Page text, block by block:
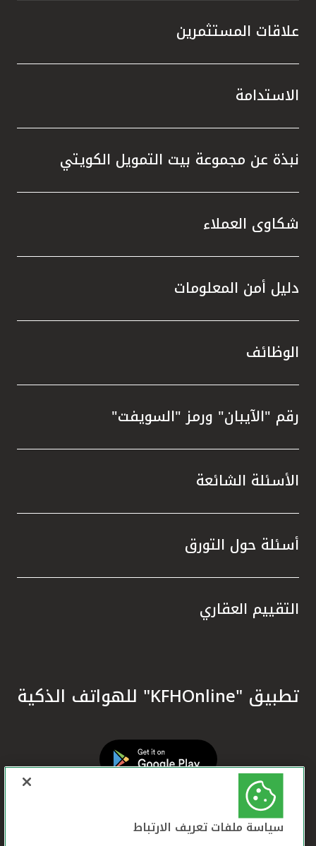
علاقات المستثمرين
الاستدامة
نبذة عن مجموعة بيت التمويل الكويتي
شكاوى العملاء
دليل أمن المعلومات
الوظائف
رقم "الآيبان" ورمز "السويفت"
الأسئلة الشائعة
أسئلة حول التورق
التقييم العقاري
تطبيق "KFHOnline" للهواتف الذكية
سياسة ملفات تعريف الارتباط